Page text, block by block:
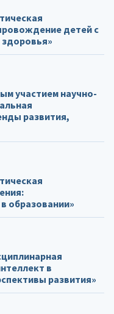
детей с
участием научно-
развития,
образовании»
в
развития»